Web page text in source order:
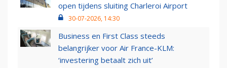
open tijdens sluiting Charleroi Airport
30-07-2026, 14:30
Business en First Class steeds
belangrijker voor Air France-KLM:
‘investering betaalt zich uit’